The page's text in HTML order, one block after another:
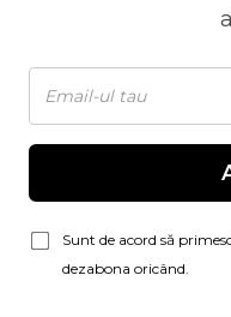
Sunt de acord să
dezabona oricând.